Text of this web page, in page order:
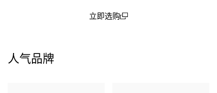
立即选购
人气品牌